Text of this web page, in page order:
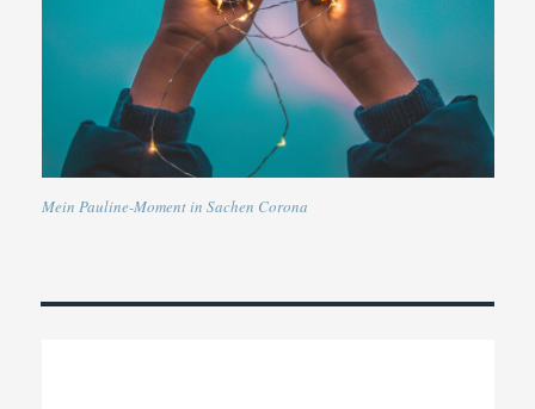
Mein Pauline-Moment in Sachen Corona